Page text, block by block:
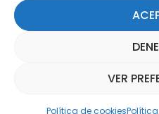
VER
Política de cookies